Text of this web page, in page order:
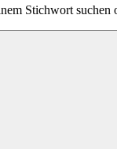
Stichwort suchen